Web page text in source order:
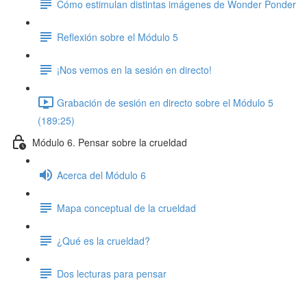
Cómo estimulan distintas imágenes de Wonder Ponder
Reflexión sobre el Módulo 5
¡Nos vemos en la sesión en directo!
Grabación de sesión en directo sobre el Módulo 5
(189:25)
Módulo 6. Pensar sobre la crueldad
Acerca del Módulo 6
Mapa conceptual de la crueldad
¿Qué es la crueldad?
Dos lecturas para pensar